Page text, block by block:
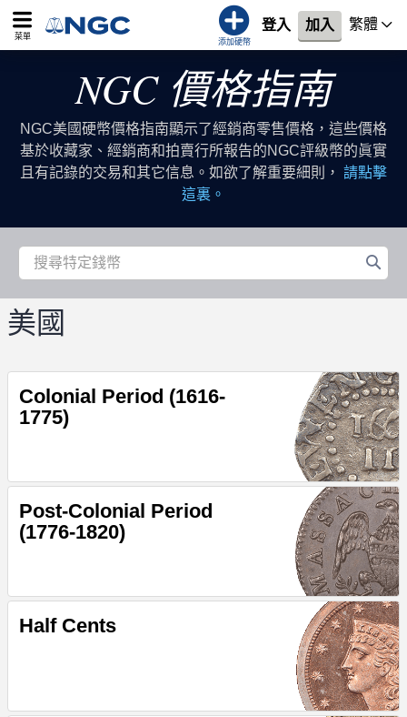
菜單
添加硬幣
登入 加入 繁體
NGC 價格指南
NGC美國硬幣價格指南顯示了經銷商零售價格，這些價格
基於收藏家、經銷商和拍賣行所報告的NGC評級幣的眞實
且有記錄的交易和其它信息。如欲了解重要細則， 請點擊
這裏。
美國
Colonial Period (1616-
1775)
Post-Colonial Period
(1776-1820)
Half Cents